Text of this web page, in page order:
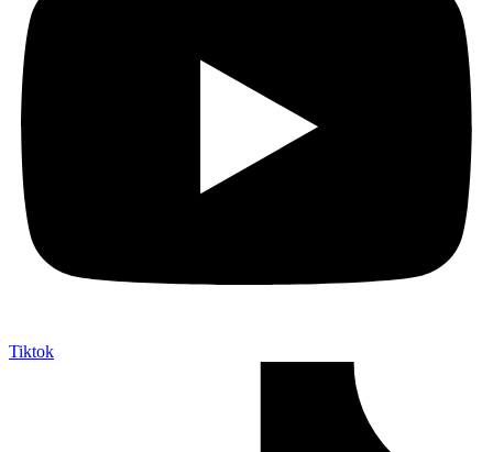
Tiktok